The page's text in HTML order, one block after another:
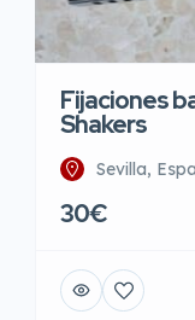
Fijaciones
Shakers
Sevilla,
30€